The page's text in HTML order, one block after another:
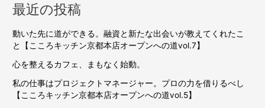
最近の投稿
動いた先に道ができる。融資と新たな出会いが教えてくれたこ
と【こころキッチン京都本店オープンへの道vol.7】
心を整えるカフェ、まもなく始動。
私の仕事はプロジェクトマネージャー。プロの力を借りるべし
【こころキッチン京都本店オープンへの道vol.5】